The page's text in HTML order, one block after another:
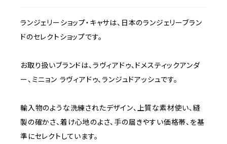
C75
E70
NAVY
YELLOW
2000~
5000~
ランジェリーショップ・キャサは、日本のランジェリーブラン
ドのセレクトショップです。
お取り扱いブランドは、ラヴィアドゥ、ドメスティックアンダ
ー、ミニョン ラヴィアドゥ、ランジュドアッシュです。
輸入物のような洗練されたデザイン、上質な素材使い、縫
製の確かさ、着け心地のよさ、手の届きやすい価格帯、を基
準にセレクトしています。